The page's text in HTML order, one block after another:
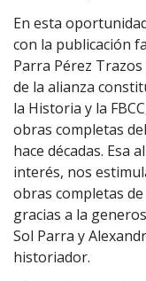
En esta
con la publicación
Parra Pérez
de la alianza
la Historia y la
obras completas
hace décadas. Esa
interés, nos
obras completas
gracias a la
Sol Parra y
historiador.